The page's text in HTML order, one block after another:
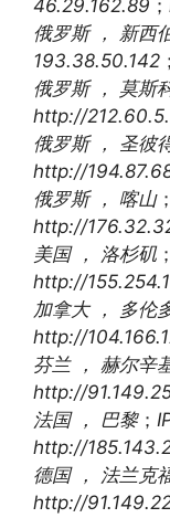
46.29.162.89 ；
俄罗斯 ， 新西
193.38.50.142 ；
俄罗斯 ， 莫斯
http://
俄罗斯 ， 圣彼
http://
俄罗斯 ， 喀山；
http://
美国 ， 洛杉矶；
http://
加拿大 ， 多伦
http://
芬兰 ， 赫尔辛
http://
法国 ， 巴黎；
http://
德国 ， 法兰克
http://